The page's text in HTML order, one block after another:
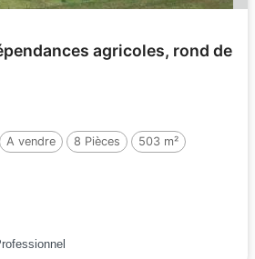
agricoles, rond de
A vendre 8 Pièces 503 m²